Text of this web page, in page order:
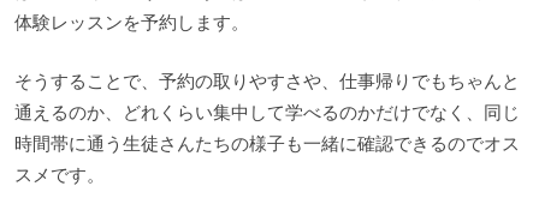
体験レッスンを予約します。
そうすることで、予約の取りやすさや、仕事帰りでもちゃんと
通えるのか、どれくらい集中して学べるのかだけでなく、同じ
時間帯に通う生徒さんたちの様子も一緒に確認できるのでオス
スメです。